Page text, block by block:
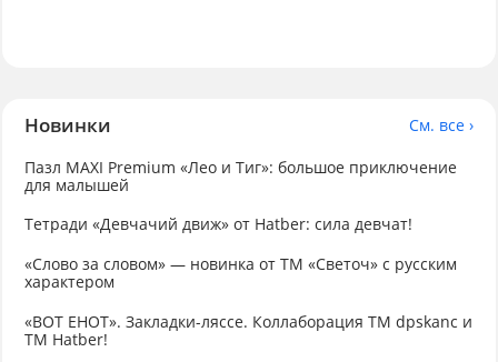
Новинки
См. все ›
Пазл MAXI Premium «Лео и Тиг»: большое приключение
для малышей
Тетради «Девчачий движ» от Hatber: сила девчат!
«Слово за словом» — новинка от ТМ «Светоч» с русским
характером
«ВОТ ЕНОТ». Закладки-ляссе. Коллаборация TM dpskanc и
ТМ Hatber!